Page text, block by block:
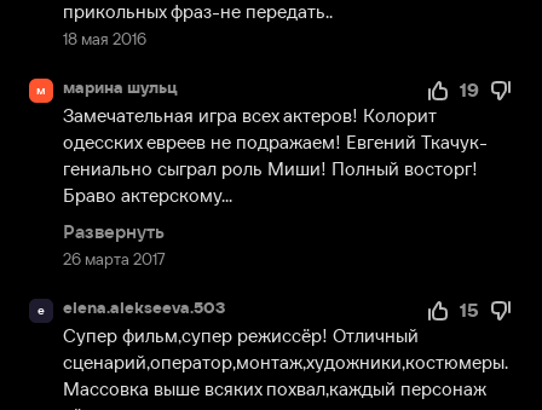
18 мая 2016
прикольных фраз-не передать..
м марина шульц
26 марта 2017
19
Замечательная игра всех актеров! Колорит
одесских евреев не подражаем! Евгений Ткачук-
гениально сыграл роль Миши! Полный восторг!
Браво актерскому...
Развернуть
e elena.alekseeva.503
15
Супер фильм,супер режиссёр! Отличный
сценарий,оператор,монтаж,художники,костюмеры.
Массовка выше всяких похвал,каждый персонаж